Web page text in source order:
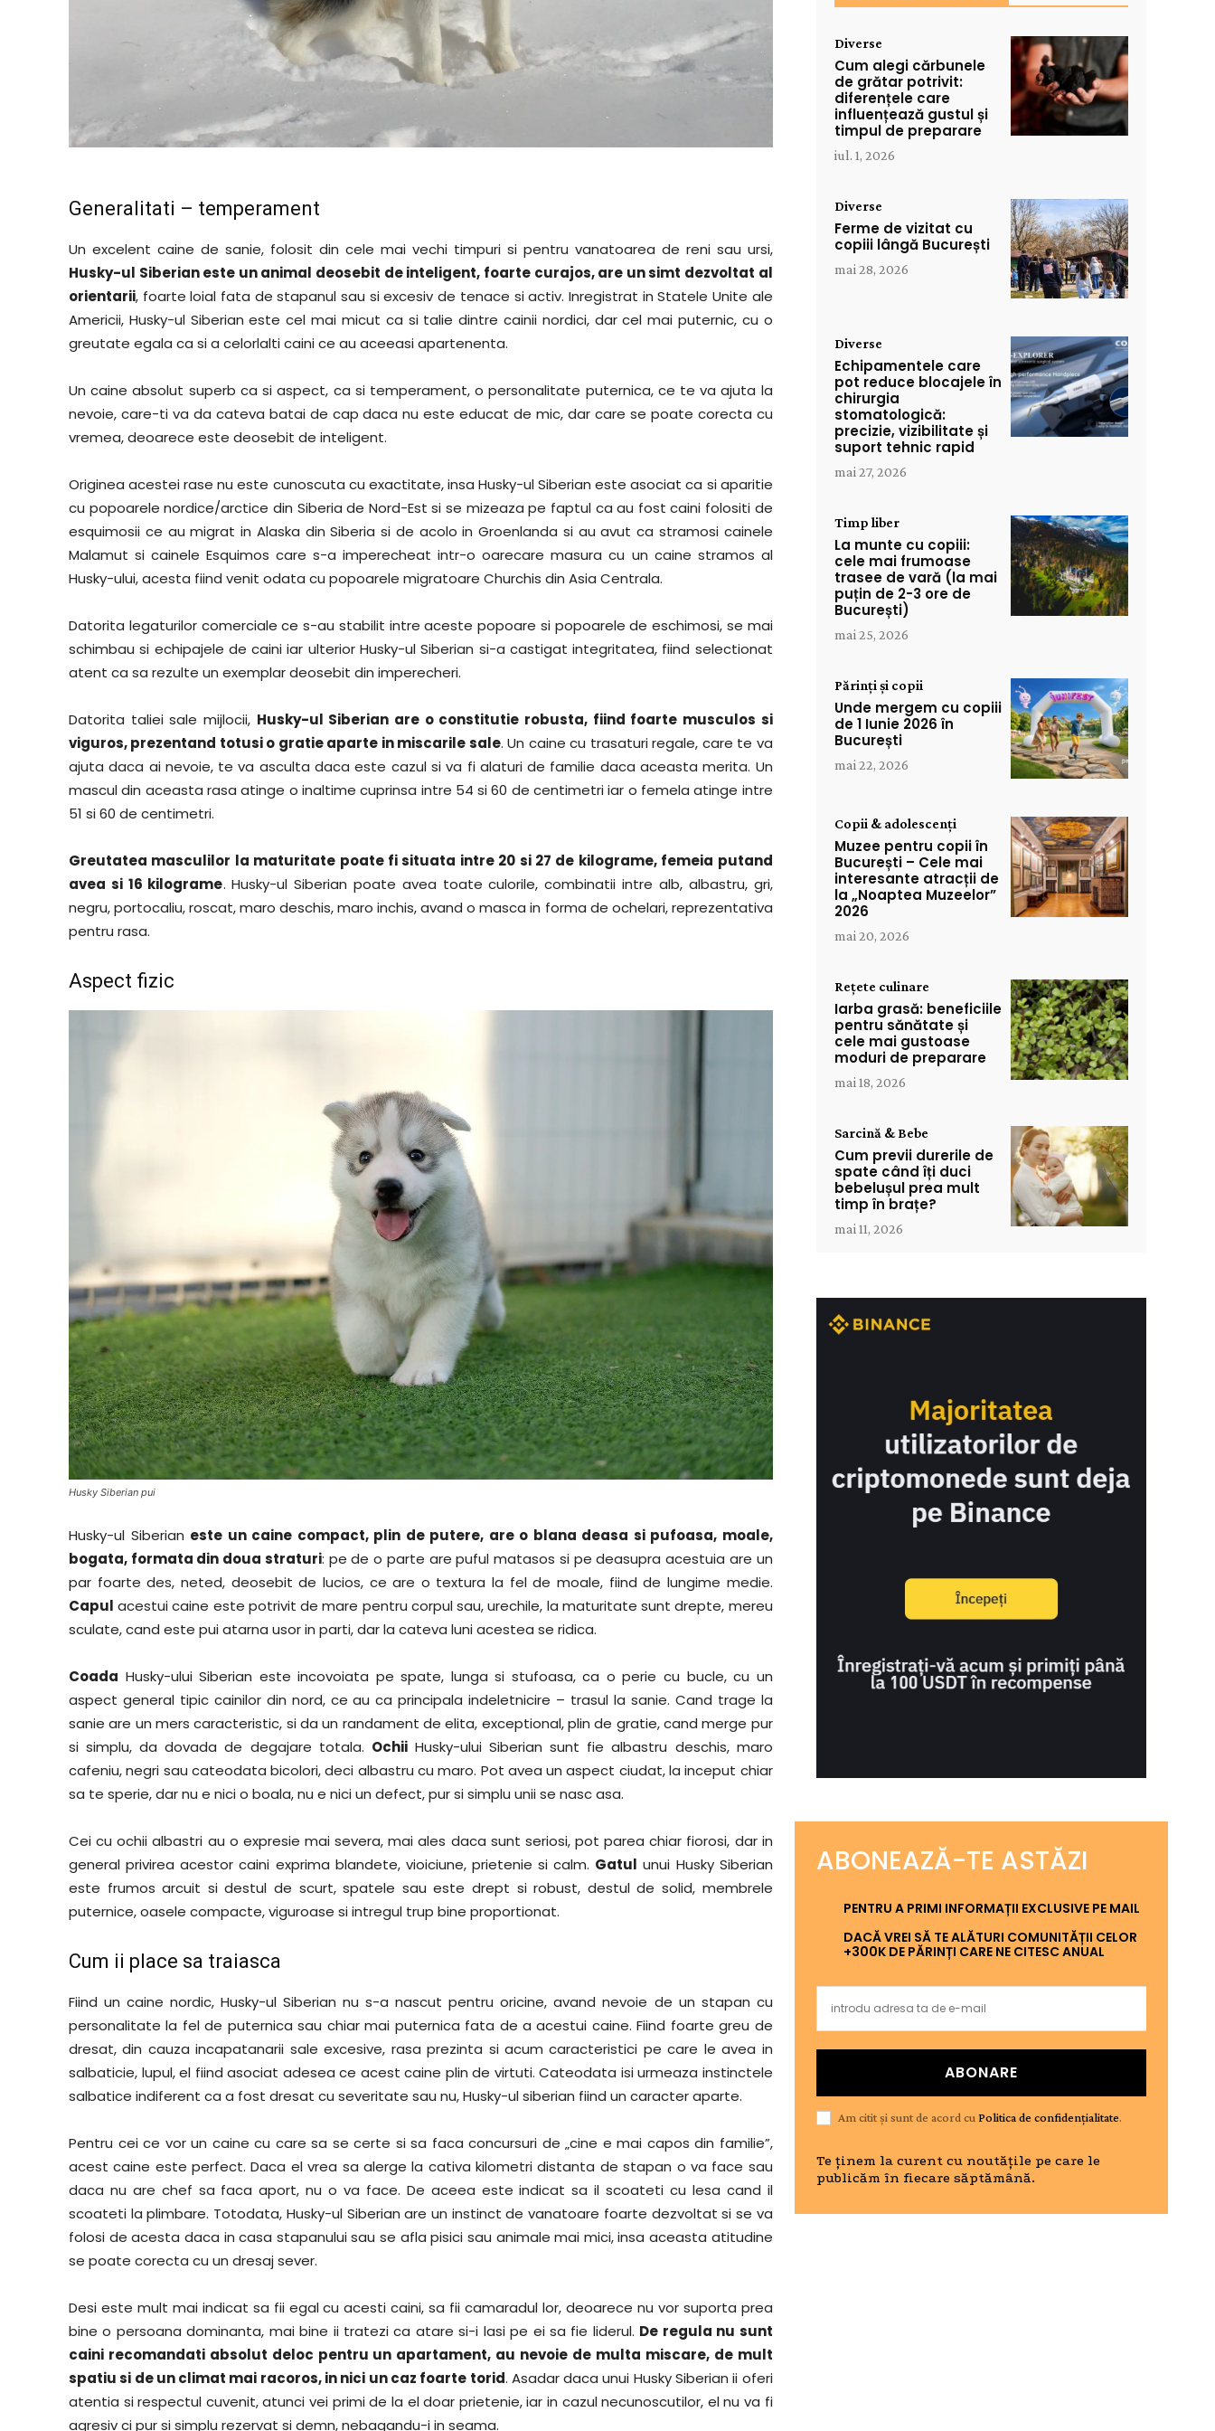
Generalitati – temperament
Un excelent caine de sanie, folosit din cele mai vechi timpuri si pentru vanatoarea de reni sau ursi,
Husky-ul Siberian este un animal deosebit de inteligent, foarte curajos, are un simt dezvoltat al
orientarii, foarte loial fata de stapanul sau si excesiv de tenace si activ. Inregistrat in Statele Unite ale
Americii, Husky-ul Siberian este cel mai micut ca si talie dintre cainii nordici, dar cel mai puternic, cu o
greutate egala ca si a celorlalti caini ce au aceeasi apartenenta.
Un caine absolut superb ca si aspect, ca si temperament, o personalitate puternica, ce te va ajuta la
nevoie, care-ti va da cateva batai de cap daca nu este educat de mic, dar care se poate corecta cu
vremea, deoarece este deosebit de inteligent.
Originea acestei rase nu este cunoscuta cu exactitate, insa Husky-ul Siberian este asociat ca si aparitie
cu popoarele nordice/arctice din Siberia de Nord-Est si se mizeaza pe faptul ca au fost caini folositi de
esquimosii ce au migrat in Alaska din Siberia si de acolo in Groenlanda si au avut ca stramosi cainele
Malamut si cainele Esquimos care s-a imperecheat intr-o oarecare masura cu un caine stramos al
Husky-ului, acesta fiind venit odata cu popoarele migratoare Churchis din Asia Centrala.
Datorita legaturilor comerciale ce s-au stabilit intre aceste popoare si popoarele de eschimosi, se mai
schimbau si echipajele de caini iar ulterior Husky-ul Siberian si-a castigat integritatea, fiind selectionat
atent ca sa rezulte un exemplar deosebit din imperecheri.
Datorita taliei sale mijlocii, Husky-ul Siberian are o constitutie robusta, fiind foarte musculos si
viguros, prezentand totusi o gratie aparte in miscarile sale. Un caine cu trasaturi regale, care te va
ajuta daca ai nevoie, te va asculta daca este cazul si va fi alaturi de familie daca aceasta merita. Un
mascul din aceasta rasa atinge o inaltime cuprinsa intre 54 si 60 de centimetri iar o femela atinge intre
51 si 60 de centimetri.
Greutatea masculilor la maturitate poate fi situata intre 20 si 27 de kilograme, femeia putand
avea si 16 kilograme. Husky-ul Siberian poate avea toate culorile, combinatii intre alb, albastru, gri,
negru, portocaliu, roscat, maro deschis, maro inchis, avand o masca in forma de ochelari, reprezentativa
pentru rasa.
Aspect fizic
Husky Siberian pui
Husky-ul Siberian este un caine compact, plin de putere, are o blana deasa si pufoasa, moale,
bogata, formata din doua straturi: pe de o parte are puful matasos si pe deasupra acestuia are un
par foarte des, neted, deosebit de lucios, ce are o textura la fel de moale, fiind de lungime medie.
Capul acestui caine este potrivit de mare pentru corpul sau, urechile, la maturitate sunt drepte, mereu
sculate, cand este pui atarna usor in parti, dar la cateva luni acestea se ridica.
Coada Husky-ului Siberian este incovoiata pe spate, lunga si stufoasa, ca o perie cu bucle, cu un
aspect general tipic cainilor din nord, ce au ca principala indeletnicire – trasul la sanie. Cand trage la
sanie are un mers caracteristic, si da un randament de elita, exceptional, plin de gratie, cand merge pur
si simplu, da dovada de degajare totala. OchiiHusky-ului Siberian sunt fie albastru deschis, maro
cafeniu, negri sau cateodata bicolori, deci albastru cu maro. Pot avea un aspect ciudat, la inceput chiar
sa te sperie, dar nu e nici o boala, nu e nici un defect, pur si simplu unii se nasc asa.
Cei cu ochii albastri au o expresie mai severa, mai ales daca sunt seriosi, pot parea chiar fiorosi, dar in
general privirea acestor caini exprima blandete, vioiciune, prietenie si calm. Gatul unui Husky Siberian
este frumos arcuit si destul de scurt, spatele sau este drept si robust, destul de solid, membrele
puternice, oasele compacte, viguroase si intregul trup bine proportionat.
Cum ii place sa traiasca
Fiind un caine nordic, Husky-ul Siberian nu s-a nascut pentru oricine, avand nevoie de un stapan cu
personalitate la fel de puternica sau chiar mai puternica fata de a acestui caine. Fiind foarte greu de
dresat, din cauza incapatanarii sale excesive, rasa prezinta si acum caracteristici pe care le avea in
salbaticie, lupul, el fiind asociat adesea ce acest caine plin de virtuti. Cateodata isi urmeaza instinctele
salbatice indiferent ca a fost dresat cu severitate sau nu, Husky-ul siberian fiind un caracter aparte.
Pentru cei ce vor un caine cu care sa se certe si sa faca concursuri de „cine e mai capos din familie”,
acest caine este perfect. Daca el vrea sa alerge la cativa kilometri distanta de stapan o va face sau
daca nu are chef sa faca aport, nu o va face. De aceea este indicat sa il scoateti cu lesa cand il
scoateti la plimbare. Totodata, Husky-ul Siberian are un instinct de vanatoare foarte dezvoltat si se va
folosi de acesta daca in casa stapanului sau se afla pisici sau animale mai mici, insa aceasta atitudine
se poate corecta cu un dresaj sever.
Desi este mult mai indicat sa fii egal cu acesti caini, sa fii camaradul lor, deoarece nu vor suporta prea
bine o persoana dominanta, mai bine ii tratezi ca atare si-i lasi pe ei sa fie liderul. De regula nu sunt
caini recomandati absolut deloc pentru un apartament, au nevoie de multa miscare, de mult
spatiu si de un climat mai racoros, in nici un caz foarte torid. Asadar daca unui Husky Siberian ii oferi
atentia si respectul cuvenit, atunci vei primi de la el doar prietenie, iar in cazul necunoscutilor, el nu va fi
agresiv ci pur si simplu rezervat si demn, nebagandu-i in seama.
Diverse
Cum alegi cărbunele
de grătar potrivit:
diferențele care
influențează gustul și
timpul de preparare
iul. 1, 2026
Diverse
Ferme de vizitat cu
copiii lângă București
mai 28, 2026
Diverse
Echipamentele care
pot reduce blocajele în
chirurgia
stomatologică:
precizie, vizibilitate și
suport tehnic rapid
mai 27, 2026
Timp liber
La munte cu copiii:
cele mai frumoase
trasee de vară (la mai
puțin de 2-3 ore de
București)
mai 25, 2026
Părinți și copii
Unde mergem cu copiii
de 1 Iunie 2026 în
București
mai 22, 2026
Copii & adolescenți
Muzee pentru copii în
București – Cele mai
interesante atracții de
la „Noaptea Muzeelor”
2026
mai 20, 2026
Rețete culinare
Iarba grasă: beneficiile
pentru sănătate și
cele mai gustoase
moduri de preparare
mai 18, 2026
Sarcină & Bebe
Cum previi durerile de
spate când îți duci
bebelușul prea mult
timp în brațe?
mai 11, 2026
ABONEAZĂ-TE ASTĂZI
PENTRU A PRIMI INFORMAȚII EXCLUSIVE PE MAIL
DACĂ VREI SĂ TE ALĂTURI COMUNITĂȚII CELOR
+300K DE PĂRINȚI CARE NE CITESC ANUAL
ABONARE
Am citit și sunt de acord cuPolitica de confidențialitate.
Te ținem la curent cu noutățile pe care le
publicăm în fiecare săptămână.